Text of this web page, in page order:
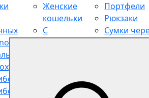
Женские
кошельки
С
принтами
Портфели
Рюкзаки
Сумки
Шоппер